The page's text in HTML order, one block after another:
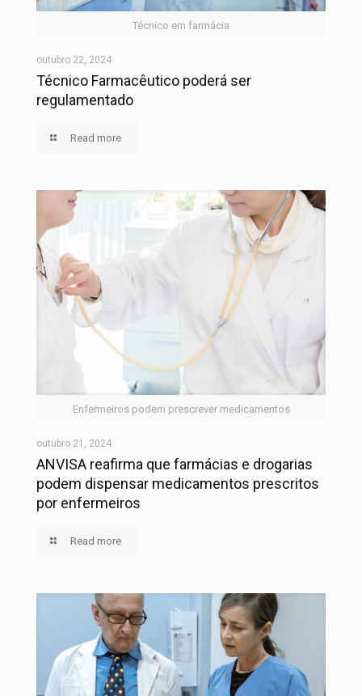
Técnico em farmácia
outubro 22, 2024
Técnico Farmacêutico poderá ser
regulamentado
Read more
Enfermeiros podem prescrever medicamentos
outubro 21, 2024
ANVISA reafirma que farmácias e drogarias
podem dispensar medicamentos prescritos
por enfermeiros
Read more